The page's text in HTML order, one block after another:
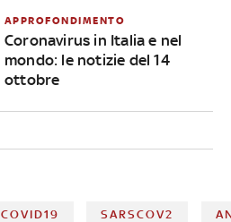
APPROFONDIMENTO
Coronavirus in Italia e nel
mondo: le notizie del 14
ottobre
COVID19 SARSCOV2